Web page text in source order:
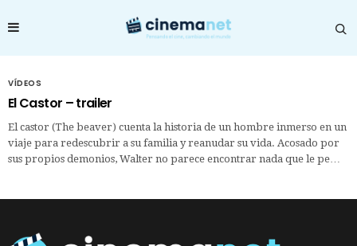
VÍDEOS
El Castor – trailer
El castor (The beaver) cuenta la historia de un hombre inmerso en un
viaje para redescubrir a su familia y reanudar su vida. Acosado por
sus propios demonios, Walter no parece encontrar nada que le pe…